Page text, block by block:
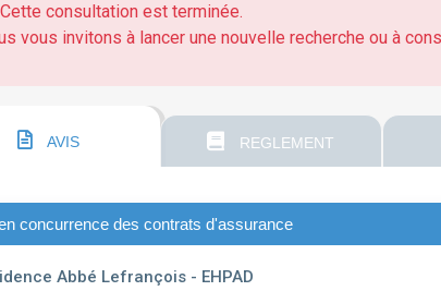
Cette consultation est terminée.
vous invitons à lancer une nouvelle recherche ou à
AVIS REGLEMENT
concurrence des contrats d'assurance
Abbé Lefrançois - EHPAD